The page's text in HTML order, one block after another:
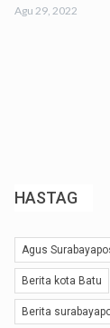
Agu 29, 2022
HASTAG
Agus
Berita kota Batu
Berita